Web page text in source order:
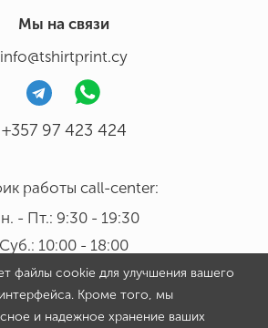
Мы на связи
info@tshirtprint.cy
+357 97 423 424
работы call-center:
- Пт.: 9:30 - 19:30
Суб.: 10:00 - 18:00
файлы cookie для улучшения вашего
Кроме того, мы
и надежное хранение ваших